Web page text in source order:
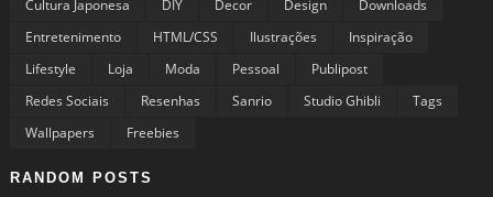
Cultura Japonesa
DIY Decor Design
Downloads
Entretenimento
HTML/CSS Ilustrações
Inspiração
Lifestyle
Loja Moda Pessoal
Publipost
Redes Sociais
Resenhas Sanrio Studio Ghibli
Tags
Wallpapers
Freebies
RANDOM POSTS